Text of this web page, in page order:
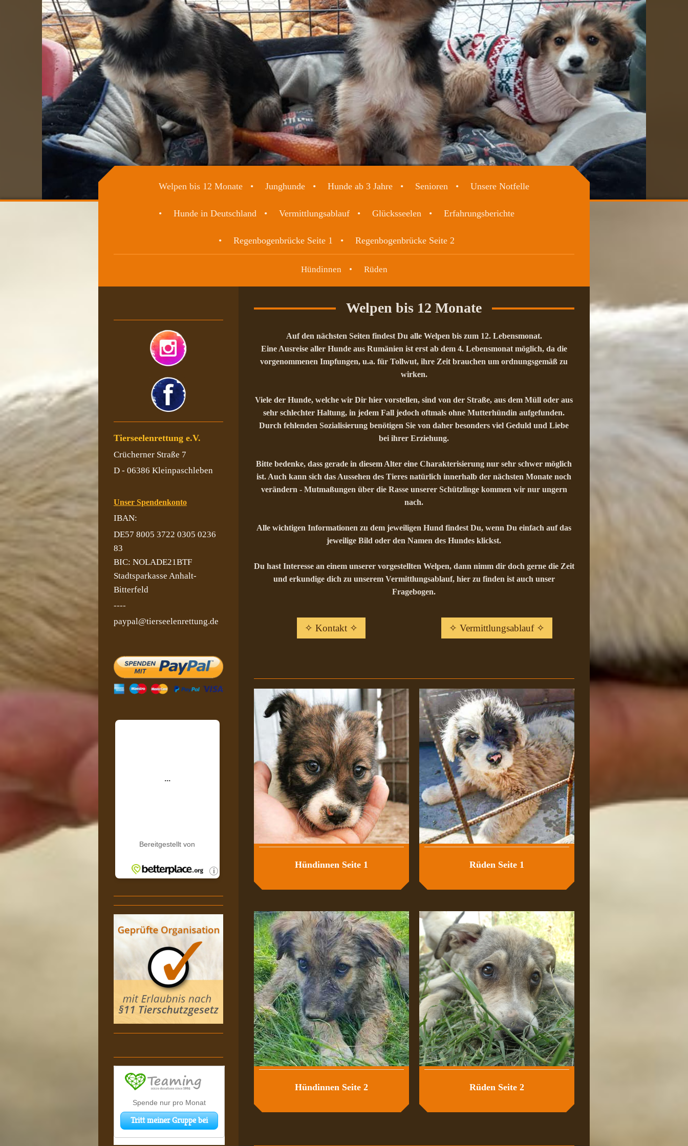
Welpen bis 12 Monate Junghunde Hunde ab 3 Jahre Senioren Unsere Notfelle
Hunde in Deutschland Vermittlungsablauf Glücksseelen Erfahrungsberichte
Regenbogenbrücke Seite 1 Regenbogenbrücke Seite 2
Hündinnen Rüden
Welpen bis 12 Monate
Auf den nächsten Seiten findest Du alle Welpen bis zum 12. Lebensmonat.
Eine Ausreise aller Hunde aus Rumänien ist erst ab dem 4. Lebensmonat möglich, da die
vorgenommenen Impfungen, u.a. für Tollwut, ihre Zeit brauchen um ordnungsgemäß zu
wirken.
Viele der Hunde, welche wir Dir hier vorstellen, sind von der Straße, aus dem Müll oder aus
sehr schlechter Haltung, in jedem Fall jedoch oftmals ohne Mutterhündin aufgefunden.
Durch fehlenden Sozialisierung benötigen Sie von daher besonders viel Geduld und Liebe
bei ihrer Erziehung.
Bitte bedenke, dass gerade in diesem Alter eine Charakterisierung nur sehr schwer möglich
ist. Auch kann sich das Aussehen des Tieres natürlich innerhalb der nächsten Monate noch
verändern - Mutmaßungen über die Rasse unserer Schützlinge kommen wir nur ungern
nach.
Alle wichtigen Informationen zu dem jeweiligen Hund findest Du, wenn Du einfach auf das
jeweilige Bild oder den Namen des Hundes klickst.
Du hast Interesse an einem unserer vorgestellten Welpen, dann nimm dir doch gerne die Zeit
und erkundige dich zu unserem Vermittlungsablauf, hier zu finden ist auch unser
Fragebogen.
✧ Kontakt ✧ ✧ Vermittlungsablauf ✧
Hündinnen Seite 1 Rüden Seite 1
Hündinnen Seite 2 Rüden Seite 2
Tierseelenrettung e.V.
Crücherner Straße 7
D - 06386 Kleinpaschleben
Unser Spendenkonto
IBAN:
DE57 8005 3722 0305 0236
83
BIC: NOLADE21BTF
Stadtsparkasse Anhalt-
Bitterfeld
----
paypal@tierseelenrettung.de